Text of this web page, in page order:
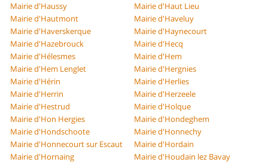
Mairie d'Haussy
Mairie d'Haut Lieu
Mairie d'Hautmont
Mairie d'Haveluy
Mairie d'Haverskerque
Mairie d'Haynecourt
Mairie d'Hazebrouck
Mairie d'Hecq
Mairie d'Hélesmes
Mairie d'Hem
Mairie d'Hem Lenglet
Mairie d'Hergnies
Mairie d'Hérin
Mairie d'Herlies
Mairie d'Herrin
Mairie d'Herzeele
Mairie d'Hestrud
Mairie d'Holque
Mairie d'Hon Hergies
Mairie d'Hondeghem
Mairie d'Hondschoote
Mairie d'Honnechy
Mairie d'Honnecourt sur Escaut
Mairie d'Hordain
Mairie d'Hornaing
Mairie d'Houdain lez Bavay